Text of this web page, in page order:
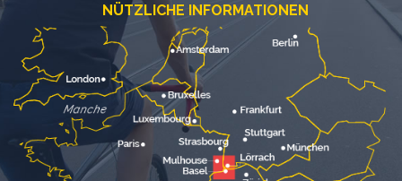
NÜTZLICHE INFORMATIONEN